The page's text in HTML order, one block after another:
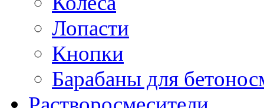
Лопасти
Кнопки
Барабаны для